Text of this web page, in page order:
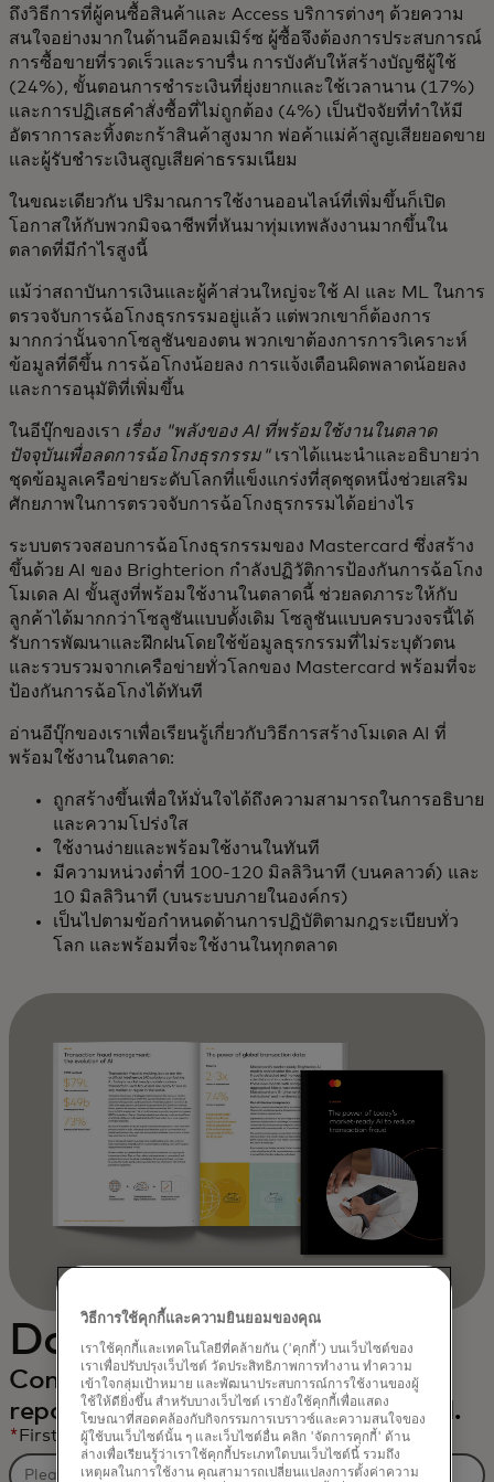
ถึงวิธีการที่ผู้คนซื้อสินค้าและ Access บริการต่างๆ ด้วยความ
สนใจอย่างมากในด้านอีคอมเมิร์ซ ผู้ซื้อจึงต้องการประสบการณ์
การซื้อขายที่รวดเร็วและราบรื่น การบังคับให้สร้างบัญชีผู้ใช้
(24%), ขั้นตอนการชำระเงินที่ยุ่งยากและใช้เวลานาน (17%)
และการปฏิเสธคำสั่งซื้อที่ไม่ถูกต้อง (4%) เป็นปัจจัยที่ทำให้มี
อัตราการละทิ้งตะกร้าสินค้าสูงมาก พ่อค้าแม่ค้าสูญเสียยอดขาย
และผู้รับชำระเงินสูญเสียค่าธรรมเนียม
ในขณะเดียวกัน ปริมาณการใช้งานออนไลน์ที่เพิ่มขึ้นก็เปิด
โอกาสให้กับพวกมิจฉาชีพที่หันมาทุ่มเทพลังงานมากขึ้นใน
ตลาดที่มีกำไรสูงนี้
แม้ว่าสถาบันการเงินและผู้ค้าส่วนใหญ่จะใช้ AI และ ML ในการ
ตรวจจับการฉ้อโกงธุรกรรมอยู่แล้ว แต่พวกเขาก็ต้องการ
มากกว่านั้นจากโซลูชันของตน พวกเขาต้องการการวิเคราะห์
ข้อมูลที่ดีขึ้น การฉ้อโกงน้อยลง การแจ้งเตือนผิดพลาดน้อยลง
และการอนุมัติที่เพิ่มขึ้น
ในอีบุ๊กของเรา เรื่อง "พลังของ AI ที่พร้อมใช้งานในตลาด
ปัจจุบันเพื่อลดการฉ้อโกงธุรกรรม"เราได้แนะนำและอธิบายว่า
ชุดข้อมูลเครือข่ายระดับโลกที่แข็งแกร่งที่สุดชุดหนึ่งช่วยเสริม
ศักยภาพในการตรวจจับการฉ้อโกงธุรกรรมได้อย่างไร
ระบบตรวจสอบการฉ้อโกงธุรกรรมของ Mastercard ซึ่งสร้าง
ขึ้นด้วย AI ของ Brighterion กำลังปฏิวัติการป้องกันการฉ้อโกง
โมเดล AI ขั้นสูงที่พร้อมใช้งานในตลาดนี้ ช่วยลดภาระให้กับ
ลูกค้าได้มากกว่าโซลูชันแบบดั้งเดิม โซลูชันแบบครบวงจรนี้ได้
รับการพัฒนาและฝึกฝนโดยใช้ข้อมูลธุรกรรมที่ไม่ระบุตัวตน
และรวบรวมจากเครือข่ายทั่วโลกของ Mastercard พร้อมที่จะ
ป้องกันการฉ้อโกงได้ทันที
อ่านอีบุ๊กของเราเพื่อเรียนรู้เกี่ยวกับวิธีการสร้างโมเดล AI ที่
พร้อมใช้งานในตลาด:
ถูกสร้างขึ้นเพื่อให้มั่นใจได้ถึงความสามารถในการอธิบาย
และความโปร่งใส
ใช้งานง่ายและพร้อมใช้งานในทันที
มีความหน่วงต่ำที่ 100-120 มิลลิวินาที (บนคลาวด์) และ
10 มิลลิวินาที (บนระบบภายในองค์กร)
เป็นไปตามข้อกำหนดด้านการปฏิบัติตามกฎระเบียบทั่ว
โลก และพร้อมที่จะใช้งานในทุกตลาด
Download the ebook
Complete the form to receive the
report and related content via email.
* First Name
วิธีการใช้คุกกี้และความยินยอมของคุณ
เราใช้คุกกี้และเทคโนโลยีที่คล้ายกัน ('คุกกี้') บนเว็บไซต์ของ
เราเพื่อปรับปรุงเว็บไซต์ วัดประสิทธิภาพการทำงาน ทำความ
เข้าใจกลุ่มเป้าหมาย และพัฒนาประสบการณ์การใช้งานของผู้
ใช้ให้ดียิ่งขึ้น สำหรับบางเว็บไซต์ เรายังใช้คุกกี้เพื่อแสดง
โฆษณาที่สอดคล้องกับกิจกรรมการเบราวซ์และความสนใจของ
ผู้ใช้บนเว็บไซต์นั้น ๆ และเว็บไซต์อื่น คลิก 'จัดการคุกกี้' ด้าน
ล่างเพื่อเรียนรู้ว่าเราใช้คุกกี้ประเภทใดบนเว็บไซต์นี้ รวมถึง
เหตุผลในการใช้งาน คุณสามารถเปลี่ยนแปลงการตั้งค่าความ